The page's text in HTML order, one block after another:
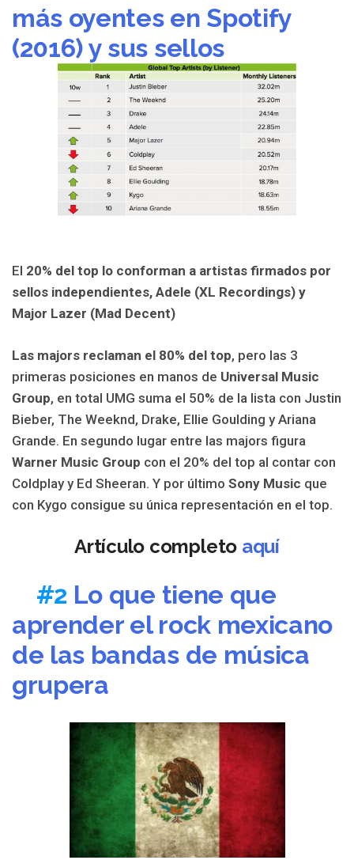
más oyentes en Spotify
(2016) y sus sellos
El 20% del top lo conforman a artistas firmados por
sellos independientes, Adele (XL Recordings) y
Major Lazer (Mad Decent)
Las majors reclaman el 80% del top, pero las 3
primeras posiciones en manos de Universal Music
Group, en total UMG suma el 50% de la lista con Justin
Bieber, The Weeknd, Drake, Ellie Goulding y Ariana
Grande. En segundo lugar entre las majors figura
Warner Music Group con el 20% del top al contar con
Coldplay y Ed Sheeran. Y por último Sony Music que
con Kygo consigue su única representación en el top.
Artículo completo aquí
#2 Lo que tiene que
aprender el rock mexicano
de las bandas de música
grupera